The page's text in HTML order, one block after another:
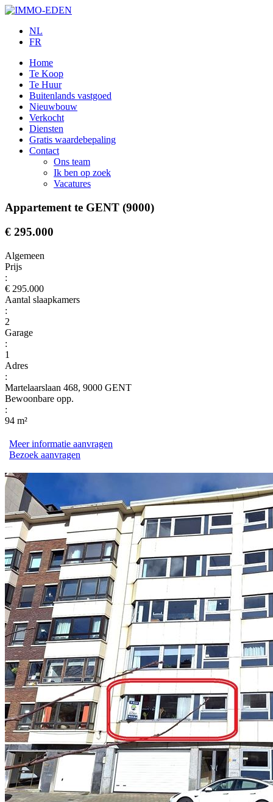
NL
FR
Home
Te Koop
Te Huur
Buitenlands vastgoed
Nieuwbouw
Verkocht
Diensten
Gratis waardebepaling
Contact
Ons team
Ik ben op zoek
Vacatures
Appartement te GENT (9000)
€ 295.000
Algemeen
Prijs
:
€ 295.000
Aantal slaapkamers
:
2
Garage
:
1
Adres
:
Martelaarslaan 468, 9000 GENT
Bewoonbare opp.
:
94 m²
Meer informatie aanvragen
Bezoek aanvragen